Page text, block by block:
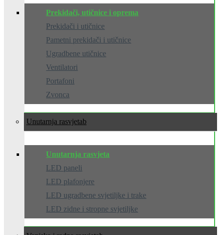
Prekidači, utičnice i oprema
Prekidači i utičnice
Pametni prekidači i utičnice
Ugradbene utičnice
Ventilatori
Portafoni
Zvonca
Unutarnja rasvjeta
Unutarnja rasvjeta
LED paneli
LED plafonjere
LED ugradbene svjetiljke i trake
LED zidne i stropne svjetiljke